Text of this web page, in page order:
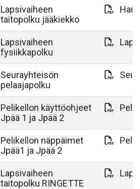
Lapsivaiheen
taitopolku jääkiekko
Lapsivaiheen
fysiikkapolku
Seurayhteisön
pelaajapolku
Pelikellon käyttöohjeet
Jpää 1 ja Jpää 2
Pelikellon näppäimet
Jpää1 ja Jpää 2
Lapsivaiheen
taitopolku RINGETTE